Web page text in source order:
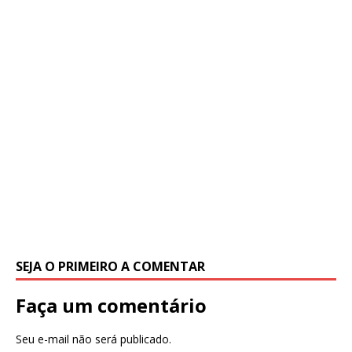
SEJA O PRIMEIRO A COMENTAR
Faça um comentário
Seu e-mail não será publicado.